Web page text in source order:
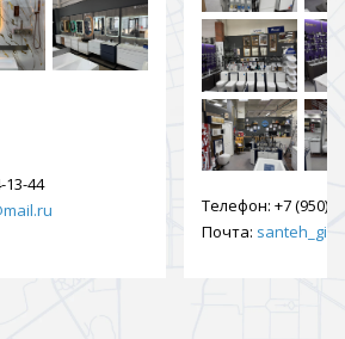
13-44
Телефон: +7 (950)
Почта: